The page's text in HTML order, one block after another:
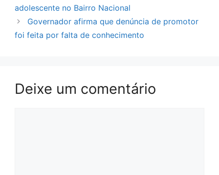
adolescente no Bairro Nacional
Governador afirma que denúncia de promotor
foi feita por falta de conhecimento
Deixe um comentário